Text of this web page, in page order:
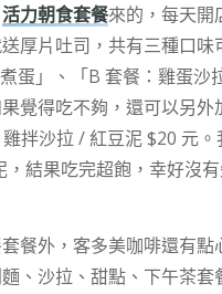
活力朝食套餐來的，每天開
厚片吐司，共有三種口味
蛋」、「B 套餐：雞蛋沙
覺得吃不夠，還可以另外
拌沙拉 / 紅豆泥 $20 元。
，結果吃完超飽，幸好沒
餐外，客多美咖啡還有點
、沙拉、甜點、下午茶